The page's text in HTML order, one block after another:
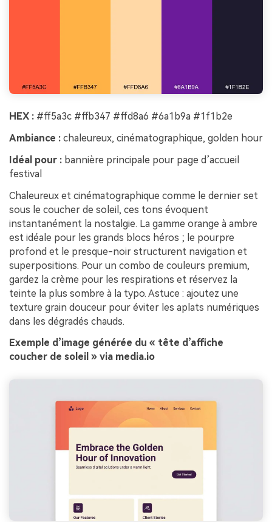
HEX : #ff5a3c #ffb347 #ffd8a6 #6a1b9a #1f1b2e
Ambiance : chaleureux, cinématographique, golden hour
Idéal pour : bannière principale pour page d’accueil
festival
Chaleureux et cinématographique comme le dernier set
sous le coucher de soleil, ces tons évoquent
instantanément la nostalgie. La gamme orange à ambre
est idéale pour les grands blocs héros ; le pourpre
profond et le presque-noir structurent navigation et
superpositions. Pour un combo de couleurs premium,
gardez la crème pour les respirations et réservez la
teinte la plus sombre à la typo. Astuce : ajoutez une
texture grain douceur pour éviter les aplats numériques
dans les dégradés chauds.
Exemple d’image générée du « tête d’affiche
coucher de soleil » via media.io